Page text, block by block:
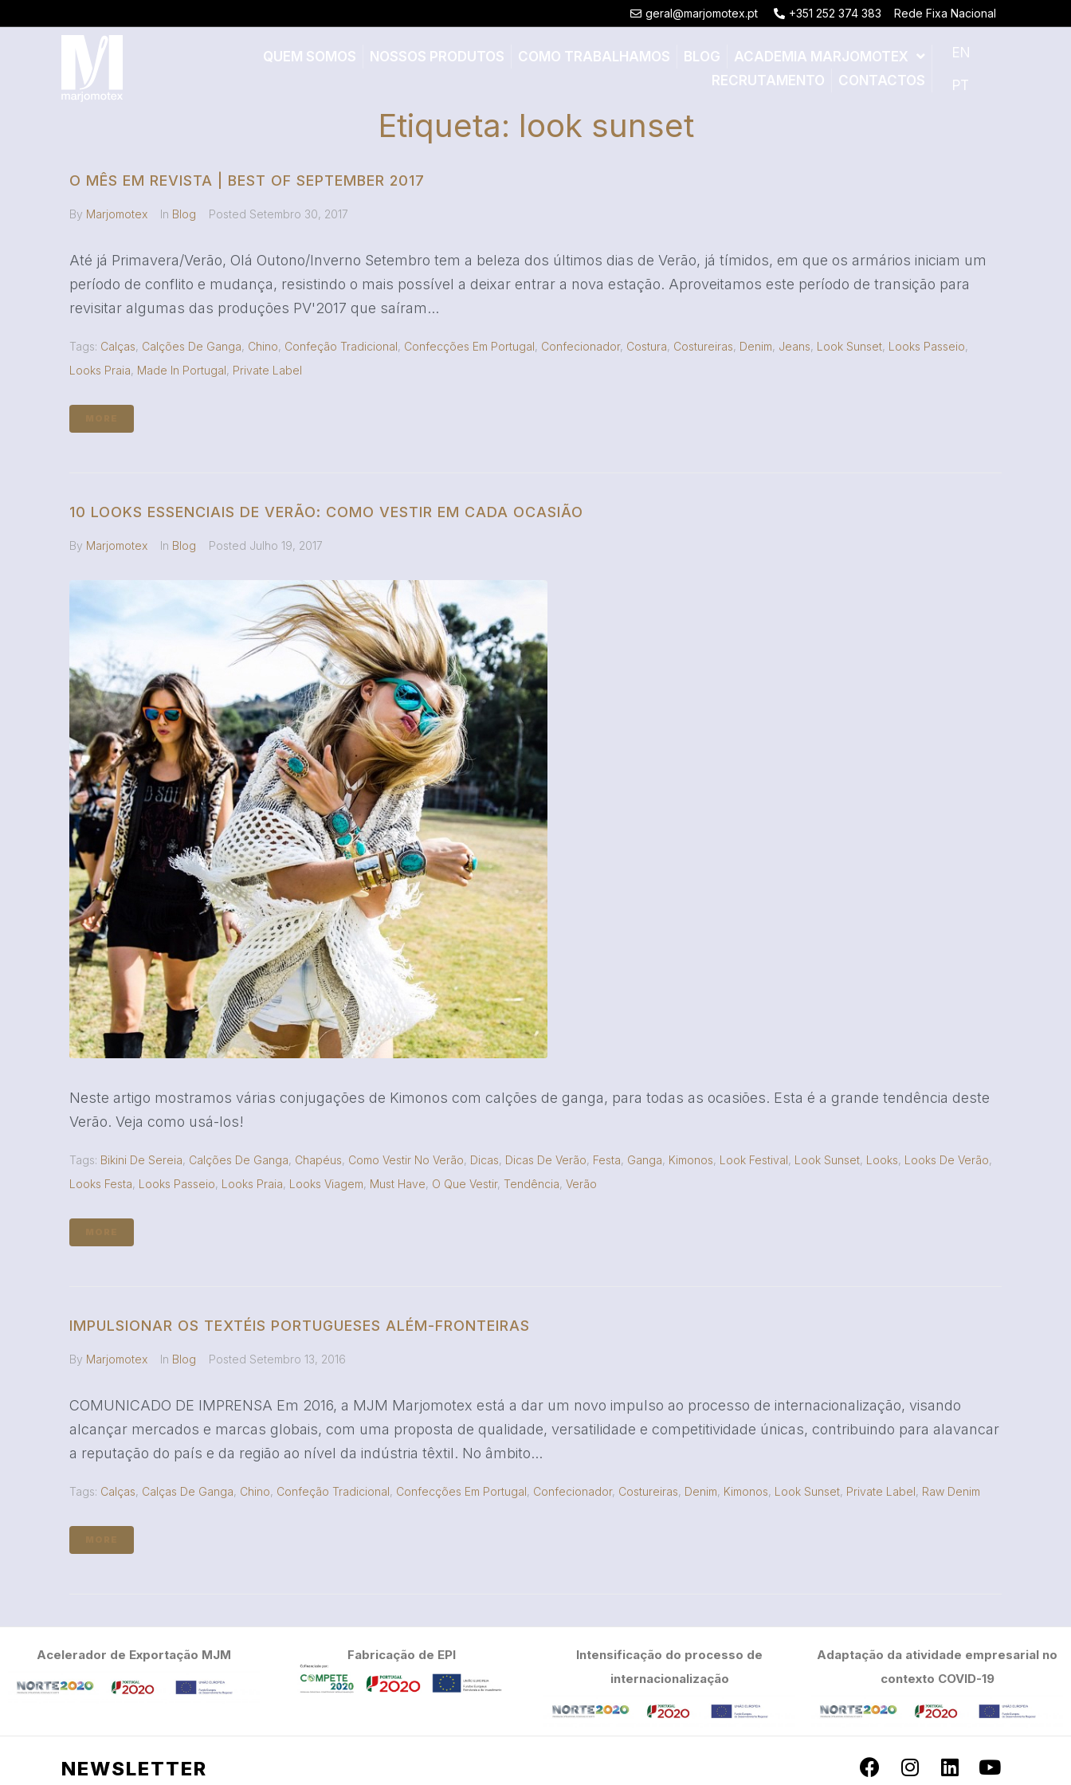
geral@marjomotex.pt +351 252 374 383 Rede Fixa Nacional
QUEM SOMOS NOSSOS PRODUTOS COMO TRABALHAMOS BLOG
ACADEMIA MARJOMOTEX
RECRUTAMENTO
CONTACTOS
EN
PT
Etiqueta: look sunset
O MÊS EM REVISTA | BEST OF SEPTEMBER 2017
By Marjomotex In Blog Posted Setembro 30, 2017
Até já Primavera/Verão, Olá Outono/Inverno Setembro tem a beleza dos últimos dias de Verão, já tímidos, em que os armários iniciam um
período de conflito e mudança, resistindo o mais possível a deixar entrar a nova estação. Aproveitamos este período de transição para
revisitar algumas das produções PV'2017 que saíram...
Tags: Calças, Calções De Ganga, Chino, Confeção Tradicional, Confecções Em Portugal, Confecionador, Costura, Costureiras, Denim, Jeans, Look Sunset, Looks Passeio,
Looks Praia, Made In Portugal, Private Label
10 LOOKS ESSENCIAIS DE VERÃO: COMO VESTIR EM CADA OCASIÃO
By Marjomotex In Blog Posted Julho 19, 2017
Neste artigo mostramos várias conjugações de Kimonos com calções de ganga, para todas as ocasiões. Esta é a grande tendência deste
Verão. Veja como usá-los!
Tags: Bikini De Sereia, Calções De Ganga, Chapéus, Como Vestir No Verão, Dicas, Dicas De Verão, Festa, Ganga, Kimonos, Look Festival, Look Sunset, Looks, Looks De Verão,
Looks Festa, Looks Passeio, Looks Praia, Looks Viagem, Must Have, O Que Vestir, Tendência, Verão
IMPULSIONAR OS TEXTÉIS PORTUGUESES ALÉM-FRONTEIRAS
By Marjomotex In Blog Posted Setembro 13, 2016
COMUNICADO DE IMPRENSA Em 2016, a MJM Marjomotex está a dar um novo impulso ao processo de internacionalização, visando
alcançar mercados e marcas globais, com uma proposta de qualidade, versatilidade e competitividade únicas, contribuindo para alavancar
a reputação do país e da região ao nível da indústria têxtil. No âmbito...
Tags: Calças, Calças De Ganga, Chino, Confeção Tradicional, Confecções Em Portugal, Confecionador, Costureiras, Denim, Kimonos, Look Sunset, Private Label, Raw Denim
Acelerador de Exportação MJM Fabricação de EPI
Intensificação do processo de
internacionalização
Adaptação da atividade empresarial no
contexto COVID-19
NEWSLETTER